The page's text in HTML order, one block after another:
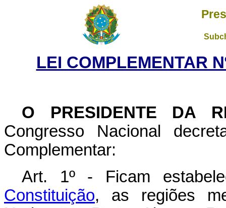
LEI COMPLEMENTAR
O PRESIDENTE DA
Congresso Nacional
Complementar:
Art. 1º - Ficam
Constituição, as regiões